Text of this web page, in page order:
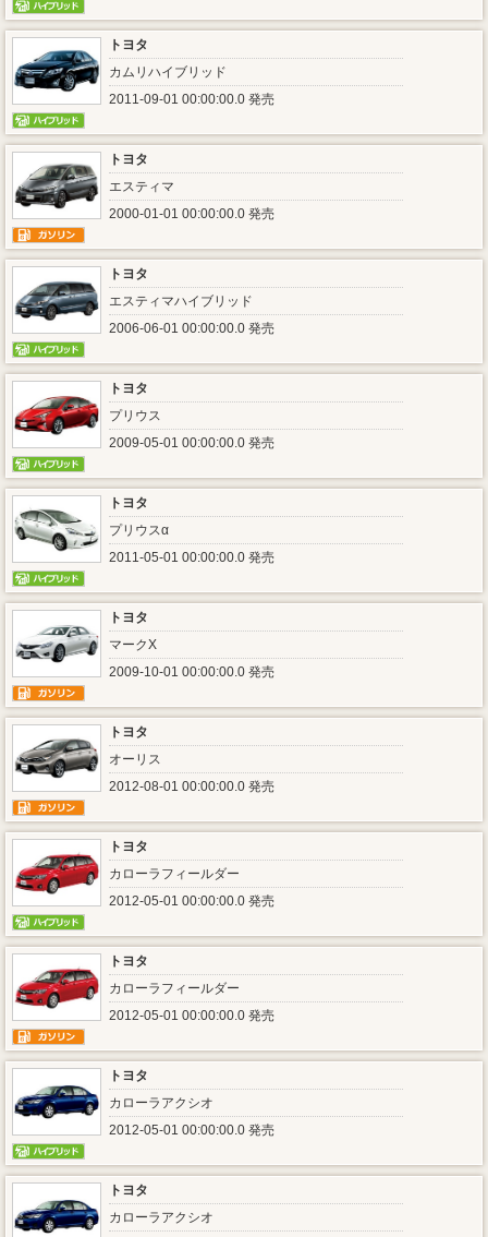
トヨタ
カムリハイブリッド
2011-09-01 00:00:00.0 発売
トヨタ
エスティマ
2000-01-01 00:00:00.0 発売
トヨタ
エスティマハイブリッド
2006-06-01 00:00:00.0 発売
トヨタ
プリウス
2009-05-01 00:00:00.0 発売
トヨタ
プリウスα
2011-05-01 00:00:00.0 発売
トヨタ
マークX
2009-10-01 00:00:00.0 発売
トヨタ
オーリス
2012-08-01 00:00:00.0 発売
トヨタ
カローラフィールダー
2012-05-01 00:00:00.0 発売
トヨタ
カローラフィールダー
2012-05-01 00:00:00.0 発売
トヨタ
カローラアクシオ
2012-05-01 00:00:00.0 発売
トヨタ
カローラアクシオ